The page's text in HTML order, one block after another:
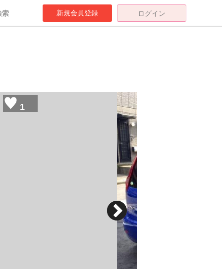
索 新規会員登録 ログイン
1